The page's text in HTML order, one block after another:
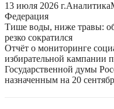
13 июля 2026 г.Аналитика
Федерация
Тише воды, ниже травы:
резко сократился
Отчёт о мониторинге
избирательной кампании
Государственной думы
назначенным на 20